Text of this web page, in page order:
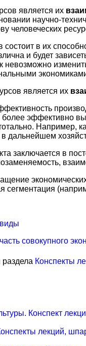
является их
научно-
человеческих
состоит в их
и будет
невозможно
является их
более эффективно
Например,
в дальнейшем
заключается в
сегментация
совокупного
раздела Конспекты
Конспект
лекций,